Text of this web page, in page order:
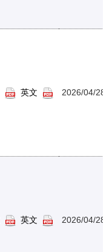
英文 2026/04/28
英文 2026/04/28